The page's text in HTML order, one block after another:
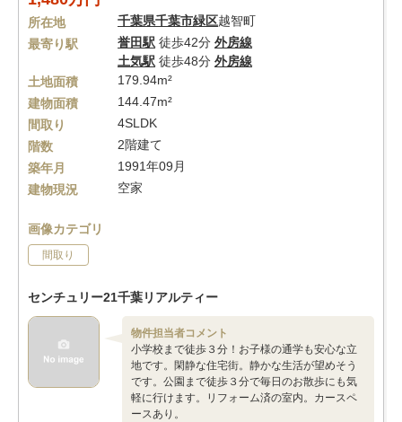
所在地 千葉県千葉市緑区越智町
最寄り駅
誉田駅 徒歩42分 外房線
土気駅 徒歩48分 外房線
土地面積
179.94m²
建物面積
144.47m²
間取り
4SLDK
階数
2階建て
築年月
1991年09月
建物現況
空家
画像カテゴリ
間取り
センチュリー21千葉リアルティー
物件担当者コメント
小学校まで徒歩３分！お子様の通学も安心な立
地です。閑静な住宅街。静かな生活が望めそう
です。公園まで徒歩３分で毎日のお散歩にも気
軽に行けます。リフォーム済の室内。カースペ
ースあり。